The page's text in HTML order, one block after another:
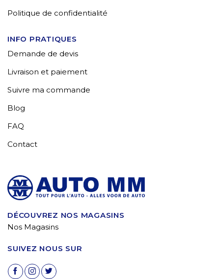
Politique de confidentialité
INFO PRATIQUES
Demande de devis
Livraison et paiement
Suivre ma commande
Blog
FAQ
Contact
DÉCOUVREZ NOS MAGASINS
Nos Magasins
SUIVEZ NOUS SUR